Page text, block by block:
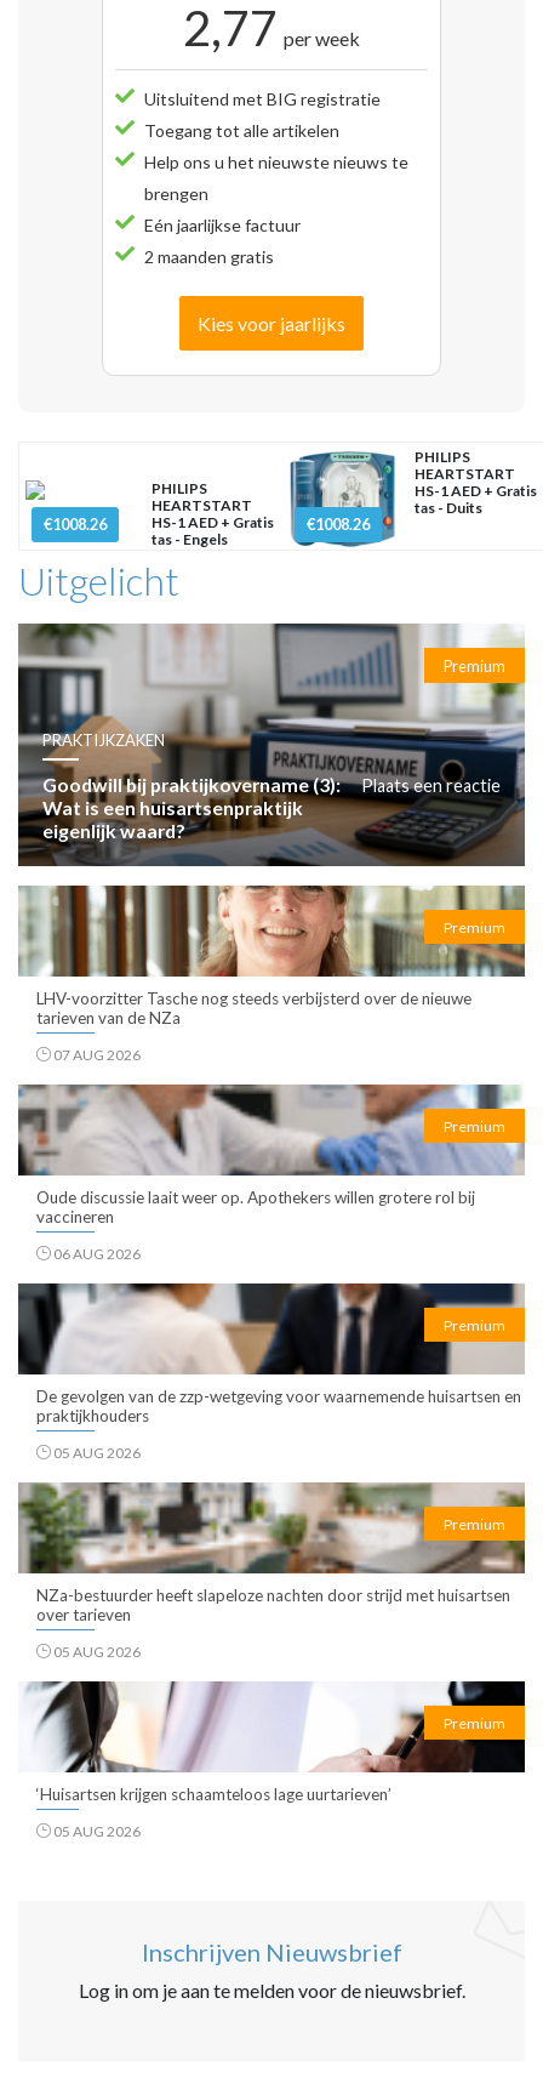
2,77 per week
Uitsluitend met BIG registratie
Toegang tot alle artikelen
Help ons u het nieuwste nieuws te
brengen
Eén jaarlijkse factuur
2 maanden gratis
Kies voor jaarlijks
€1008.26
PHILIPS
HEARTSTART
HS-1 AED + Gratis
tas - Engels
€1008.26
PHILIPS
HEARTSTART
HS-1 AED + Gratis
tas - Duits
Uitgelicht
Premium
PRAKTIJKZAKEN
Goodwill bij praktijkovername (3):
Wat is een huisartsenpraktijk
eigenlijk waard?
Plaats een reactie
Premium
LHV-voorzitter Tasche nog steeds verbijsterd over de nieuwe
tarieven van de NZa
07 AUG 2026
Premium
Oude discussie laait weer op. Apothekers willen grotere rol bij
vaccineren
06 AUG 2026
Premium
De gevolgen van de zzp-wetgeving voor waarnemende huisartsen en
praktijkhouders
05 AUG 2026
Premium
NZa-bestuurder heeft slapeloze nachten door strijd met huisartsen
over tarieven
05 AUG 2026
Premium
‘Huisartsen krijgen schaamteloos lage uurtarieven’
05 AUG 2026
Inschrijven Nieuwsbrief
Log in om je aan te melden voor de nieuwsbrief.